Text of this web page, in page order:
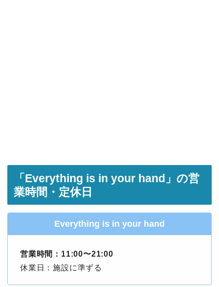
「Everything is in your hand」の営
業時間・定休日
Everything is in your hand
営業時間：11:00〜21:00
休業日：施設に準ずる